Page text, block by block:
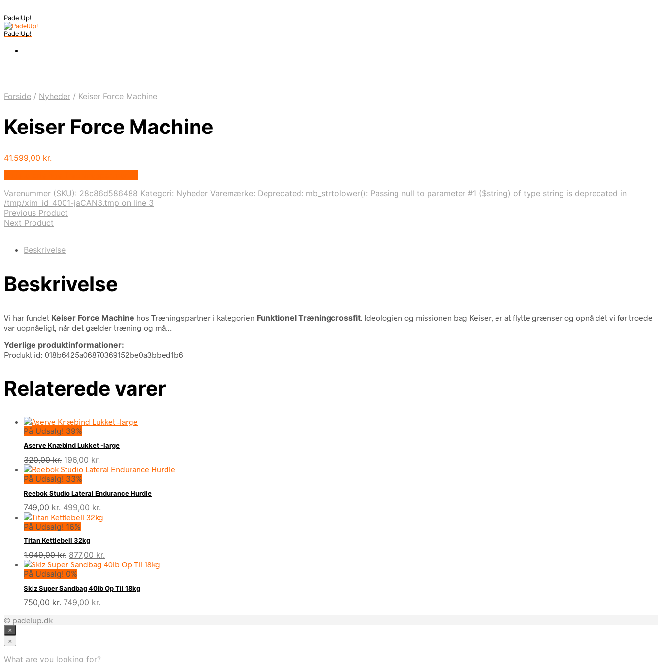
PadelUp!
PadelUp!
Forside / Nyheder / Keiser Force Machine
Keiser Force Machine
41.599,00 kr.
Varenummer (SKU): 28c86d586488 Kategori: Nyheder Varemærke: Deprecated: mb_strtolower(): Passing null to parameter #1 ($string) of type string is deprecated in
/tmp/xim_id_4001-jaCAN3.tmp on line 3
Previous Product
Next Product
Beskrivelse
Beskrivelse
Vi har fundet Keiser Force Machine hos Træningspartner i kategorien Funktionel Træningcrossfit . Ideologien og missionen bag Keiser, er at flytte grænser og opnå dét vi før troede
var uopnåeligt, når det gælder træning og må…
Yderlige produktinformationer:
Produkt id: 018b6425a06870369152be0a3bbed1b6
Relaterede varer
På Udsalg! 39%
Aserve Knæbind Lukket -large
320,00kr. Den
oprindelige
pris
var:
320,00 kr..
196,00 kr.
aktuelle
er:
196,00 kr..
På Udsalg! 33%
Reebok Studio Lateral Endurance Hurdle
749,00kr. Den
oprindelige
pris
var:
749,00 kr..
499,00 kr.
aktuelle
På Udsalg! 16%
Titan Kettlebell 32kg
1.049,00kr. Den
oprindelige
pris
var:
1.049,00 kr..
877,00 kr.
aktuelle
er:
877,00 kr..
På Udsalg! 0%
Sklz Super Sandbag 40lb Op Til 18kg
750,00kr. Den
749,00 kr.
© padelup.dk
×
×
What are you looking for?